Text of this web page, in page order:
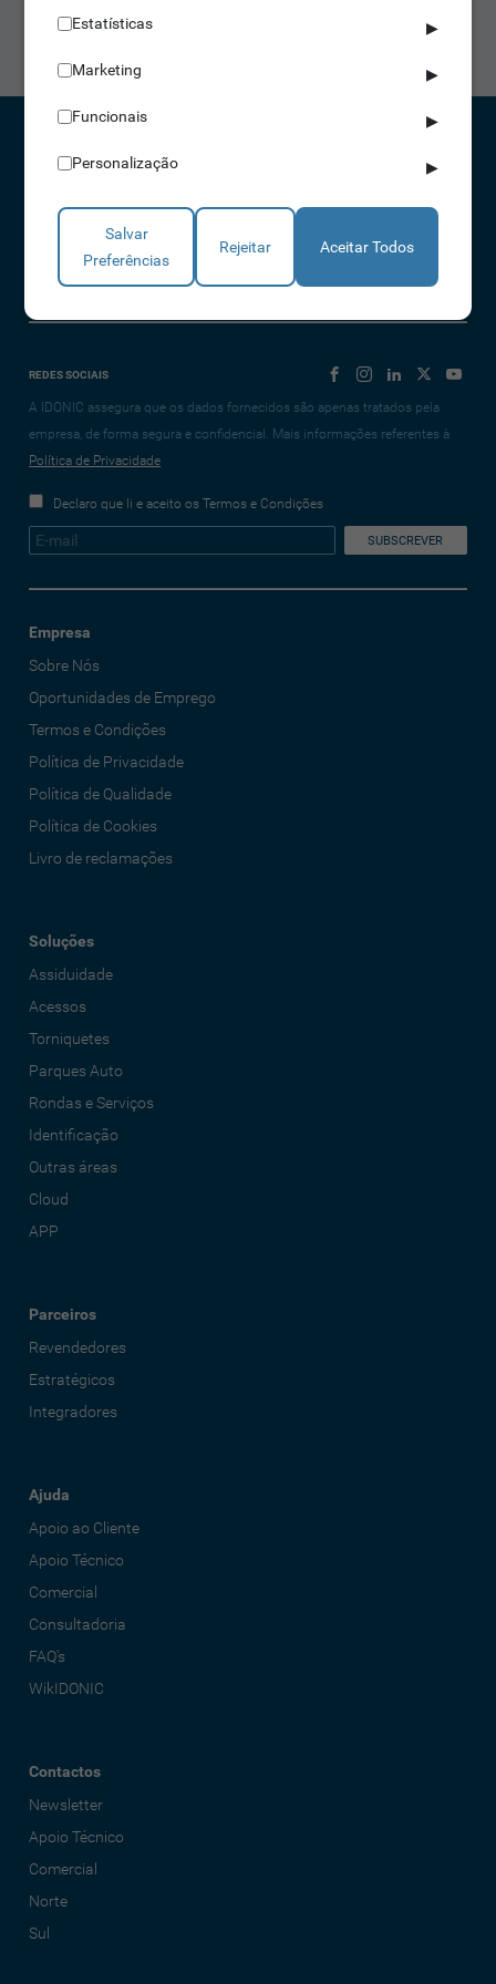
CONTACTOS
NORTE 229 428 790 | SUL 210 131 427
REDES SOCIAIS
A IDONIC assegura que os dados fornecidos são apenas tratados pela
empresa, de forma segura e confidencial. Mais informações referentes à
Política de Privacidade
Declaro que li e aceito os Termos e Condições
Empresa
Sobre Nós
Oportunidades de Emprego
Termos e Condições
Política de Privacidade
Política de Qualidade
Política de Cookies
Livro de reclamações
Soluções
Assiduidade
Acessos
Torniquetes
Parques Auto
Rondas e Serviços
Identificação
Outras áreas
Cloud
APP
Parceiros
Revendedores
Estratégicos
Integradores
Ajuda
Apoio ao Cliente
Apoio Técnico
Comercial
Consultadoria
FAQ's
WikIDONIC
Contactos
Newsletter
Apoio Técnico
Comercial
Norte
Sul
Estatísticas ▶
Marketing ▶
Funcionais ▶
Personalização ▶
Salvar
Preferências
Rejeitar Aceitar Todos